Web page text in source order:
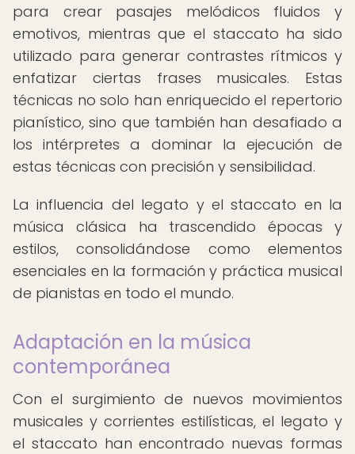
para crear pasajes melódicos fluidos y
emotivos, mientras que el staccato ha sido
utilizado para generar contrastes rítmicos y
enfatizar ciertas frases musicales. Estas
técnicas no solo han enriquecido el repertorio
pianístico, sino que también han desafiado a
los intérpretes a dominar la ejecución de
estas técnicas con precisión y sensibilidad.
La influencia del legato y el staccato en la
música clásica ha trascendido épocas y
estilos, consolidándose como elementos
esenciales en la formación y práctica musical
de pianistas en todo el mundo.
Adaptación en la música
contemporánea
Con el surgimiento de nuevos movimientos
musicales y corrientes estilísticas, el legato y
el staccato han encontrado nuevas formas